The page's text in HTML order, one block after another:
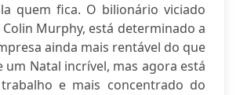
quem fica. O bilionário viciado
Murphy, está determinado a
ainda mais rentável do que
um Natal incrível, mas agora está
e mais concentrado do